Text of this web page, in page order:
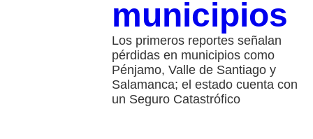
municipios
Los primeros reportes señalan
pérdidas en municipios como
Pénjamo, Valle de Santiago y
Salamanca; el estado cuenta con
un Seguro Catastrófico